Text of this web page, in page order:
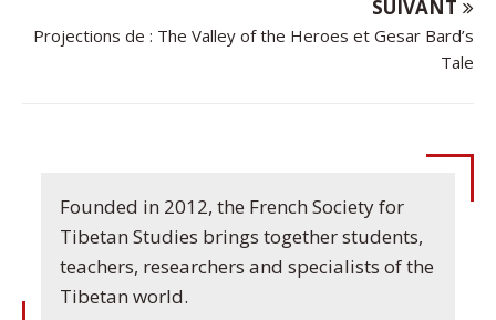
SUIVANT
Projections de : The Valley of the Heroes et Gesar Bard’s
Tale
Founded in 2012, the French Society for
Tibetan Studies brings together students,
teachers, researchers and specialists of the
Tibetan world.